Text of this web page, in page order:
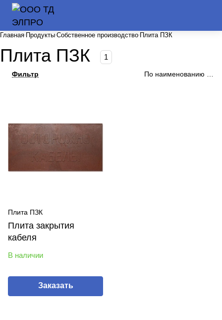
Главная Продукты Собственное производство Плита ПЗК
Плита ПЗК 1
Фильтр По наименованию (А-
Плита ПЗК
Плита закрытия
кабеля
В наличии
Заказать